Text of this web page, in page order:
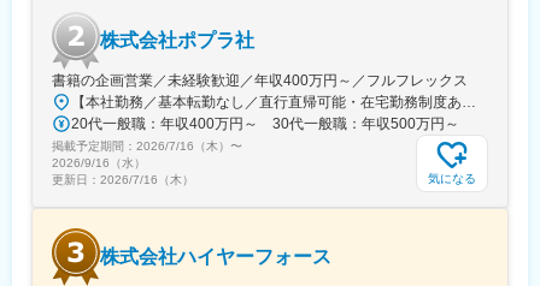
株式会社ポプラ社
書籍の企画営業／未経験歓迎／年収400万円～／フルフレックス
20代一般職：年収400万円～ 30代一般職：年収500万円～
掲載予定期間： 2026/7/16（木） 〜
2026/9/16（水）
更新日： 2026/7/16（木） 気になる
株式会社ハイヤーフォース